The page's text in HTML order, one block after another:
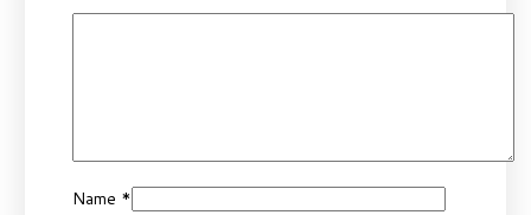
Name *